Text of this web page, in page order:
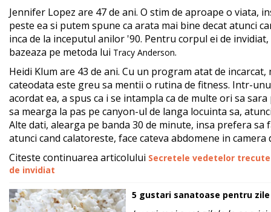
Jennifer Lopez are 47 de ani. O stim de aproape o viata,
peste ea si putem spune ca arata mai bine decat atunci
inca de la inceputul anilor '90. Pentru corpul ei de
bazeaza pe metoda lui Tracy Anderson.
Heidi Klum are 43 de ani. Cu un program atat de incarcat,
cateodata este greu sa mentii o rutina de fitness. Intr-
acordat ea, a spus ca i se intampla ca de multe ori sa
sa mearga la pas pe canyon-ul de langa locuinta sa,
Alte dati, alearga pe banda 30 de minute, insa prefera sa
atunci cand calatoreste, face cateva abdomene in camera
Citeste continuarea articolului Secretele vedetelor
de invidiat
5 gustari sanatoase pentru